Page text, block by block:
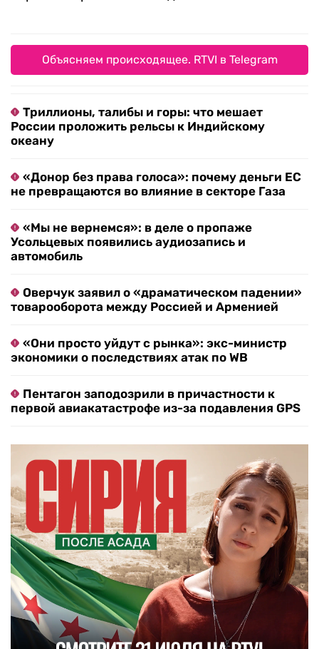
Объясняем происходящее. RTVI в Telegram
Триллионы, талибы и горы: что мешает
России проложить рельсы к Индийскому
океану
«Донор без права голоса»: почему деньги ЕС
не превращаются во влияние в секторе Газа
«Мы не вернемся»: в деле о пропаже
Усольцевых появились аудиозапись и
автомобиль
Оверчук заявил о «драматическом падении»
товарооборота между Россией и Арменией
«Они просто уйдут с рынка»: экс-министр
экономики о последствиях атак по WB
Пентагон заподозрили в причастности к
первой авиакатастрофе из-за подавления GPS